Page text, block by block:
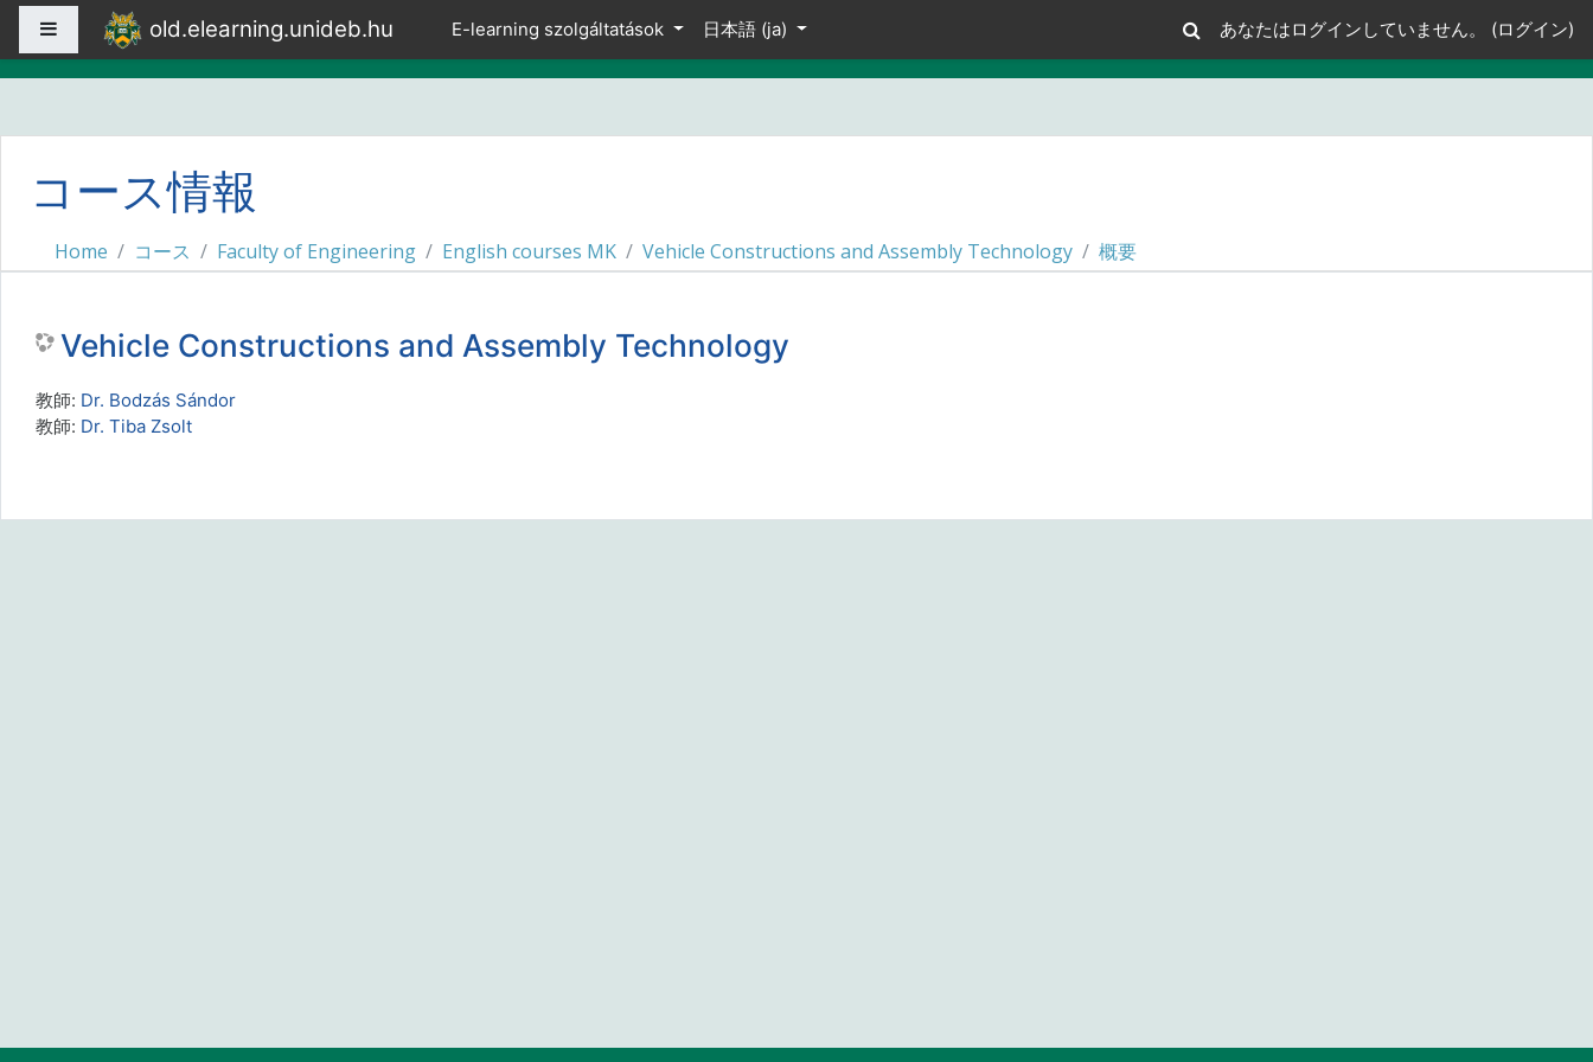
メインコンテンツへスキップする
サイドパネルold.elearning.unideb.hu E-learning szolgáltatások 日本語 ‎(ja)‎ あなたはログインしていません。 (ログイン)
コース情報
Home コース Faculty of Engineering English courses MK Vehicle Constructions and Assembly Technology 概要
Vehicle Constructions and Assembly Technology
教師: Dr. Bodzás Sándor
教師: Dr. Tiba Zsolt